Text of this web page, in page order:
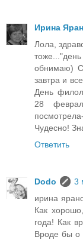
Ирина
Лола,
обнимаю)
завтра и
День
28
Чудесно!
Ответить
Dodo
3
ирина
Как
года! Как
Вроде бы о